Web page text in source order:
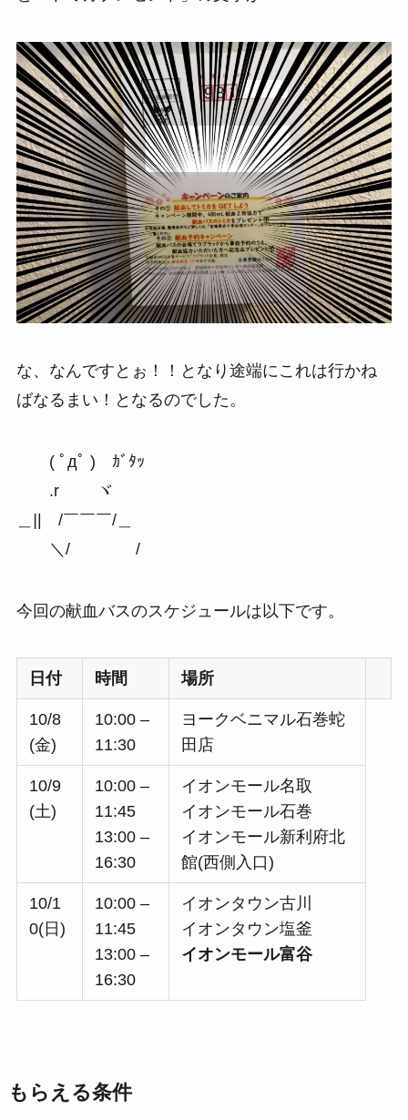
な、なんですとぉ！！となり途端にこれは行かね
ばなるまい！となるのでした。
( ﾟдﾟ ) ｶﾞﾀｯ
.r ヾ
|| /￣￣￣/＿
＼/ /
今回の献血バスのスケジュールは以下です。
日付 時間 場所
10/8
(金)
10:00 –
11:30
ヨークベニマル石巻蛇
田店
10/9
(土)
10:00 –
11:45
13:00 –
16:30
イオンモール名取
イオンモール石巻
イオンモール新利府北
館(西側入口)
10/1
0(日)
10:00 –
11:45
13:00 –
16:30
イオンタウン古川
イオンタウン塩釜
イオンモール富谷
もらえる条件